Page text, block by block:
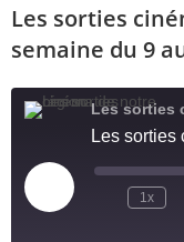
RSS FEED
SHARE
EMBED
Les sorties
semaine du 9
Les sorties
1x